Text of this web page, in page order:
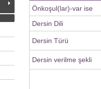
Önkoşul(lar)-var ise
Dersin Dili
Dersin Türü
Dersin verilme şekli